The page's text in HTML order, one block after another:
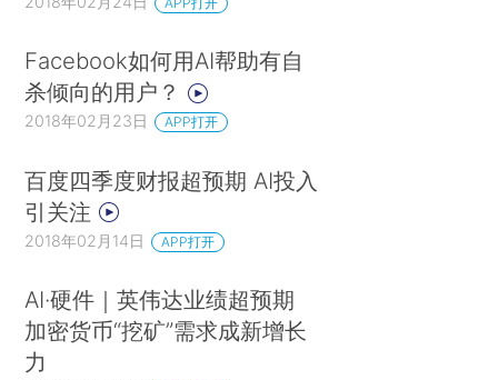
Facebook如何用AI帮助有自
杀倾向的用户？
2018年02月23日 APP打开
百度四季度财报超预期 AI投入
引关注
2018年02月14日 APP打开
AI·硬件｜英伟达业绩超预期
加密货币“挖矿”需求成新增长
力